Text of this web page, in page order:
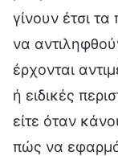
γίνουν έτσι
να
έρχονται
ή ειδικές
είτε όταν
πώς να